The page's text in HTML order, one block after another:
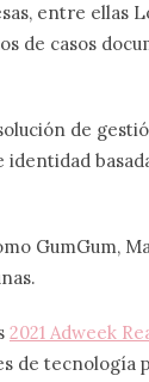
entre ellas
de casos
de
GumGum,
2021 Adweek
de